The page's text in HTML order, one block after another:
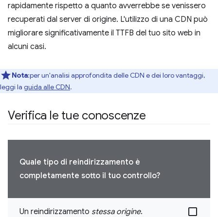
rapidamente rispetto a quanto avverrebbe se venissero
recuperati dal server di origine. L'utilizzo di una CDN può
migliorare significativamente il TTFB del tuo sito web in
alcuni casi.
Nota:per un'analisi approfondita delle CDN e dei loro vantaggi,
leggi la guida alle CDN.
Verifica le tue conoscenze
Quale tipo di reindirizzamento è
completamente sotto il tuo controllo?
Un reindirizzamento stessa origine.